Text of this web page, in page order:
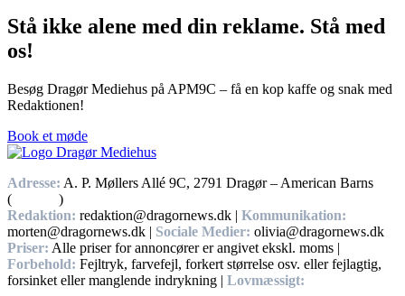
Stå ikke alene med din reklame. Stå med
os!
Besøg Dragør Mediehus på APM9C – få en kop kaffe og snak med
Redaktionen!
Book et møde
Adresse: A. P. Møllers Allé 9C, 2791 Dragør – American Barns
(
)
Redaktion: redaktion@dragornews.dk | Kommunikation:
morten@dragornews.dk | Sociale Medier: olivia@dragornews.dk
Priser: Alle priser for annoncører er angivet ekskl. moms |
Forbehold: Fejltryk, farvefejl, forkert størrelse osv. eller fejlagtig,
forsinket eller manglende indrykning | Lovmæssigt: